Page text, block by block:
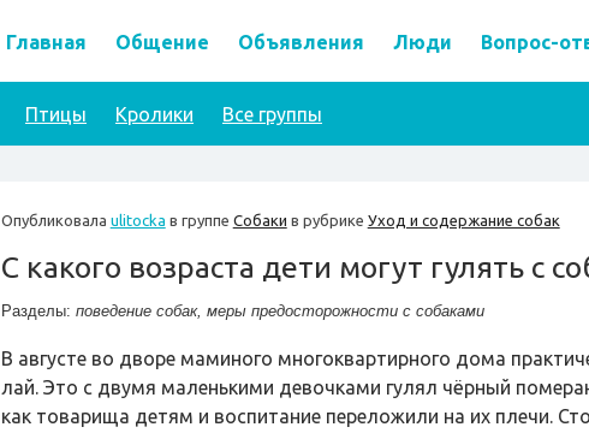
Главная Общение Объявления Люди Вопрос-
Птицы Кролики Все группы
Опубликовала ulitocka в группе Собаки в рубрике Уход и содержание собак
С какого возраста дети могут гулять с
Разделы: поведение собак, меры предосторожности с собаками
В августе во дворе маминого многоквартирного дома
лай. Это с двумя маленькими девочками гулял чёрный
как товарища детям и воспитание переложили на их плечи.